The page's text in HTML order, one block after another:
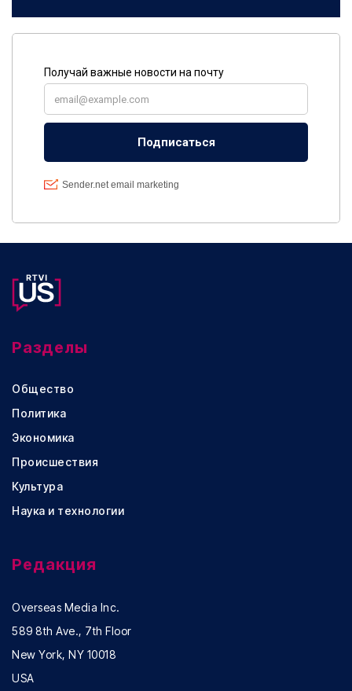
Разделы
Общество
Политика
Экономика
Происшествия
Культура
Наука и технологии
Редакция
Overseas Media Inc.
589 8th Ave., 7th Floor
New York, NY 10018
USA